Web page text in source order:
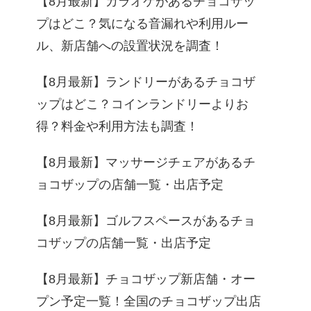
プはどこ？気になる音漏れや利用ルー
ル、新店舗への設置状況を調査！
【8月最新】ランドリーがあるチョコザ
ップはどこ？コインランドリーよりお
得？料金や利用方法も調査！
【8月最新】マッサージチェアがあるチ
ョコザップの店舗一覧・出店予定
【8月最新】ゴルフスペースがあるチョ
コザップの店舗一覧・出店予定
【8月最新】チョコザップ新店舗・オー
プン予定一覧！全国のチョコザップ出店